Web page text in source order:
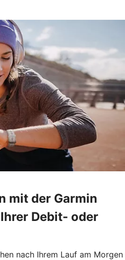
mit der Garmin
Debit- oder
nach Ihrem Lauf am Morgen